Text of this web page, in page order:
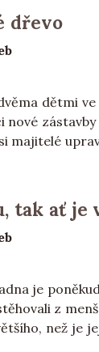
dřevo
dětmi
majitelé
tak ať je
je
z
než je